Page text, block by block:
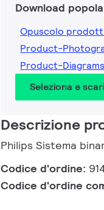
Download
Opuscolo
Product-
Product-
Seleziona e
Descrizione
Philips Sistema
Codice d'ordine:
Codice d'ordine